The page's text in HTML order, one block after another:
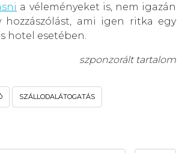
a véleményeket is, nem igazán
ami igen ritka egy
hotel esetében.
szponzorált tartalom
SZÁLLODALÁTOGATÁS